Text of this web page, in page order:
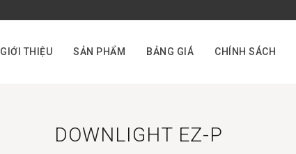
GIỚI THIỆU SẢN PHẨM BẢNG GIÁ CHÍNH SÁCH
DOWNLIGHT EZ-P